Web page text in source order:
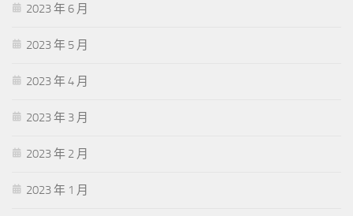
2023 年 6 月
2023 年 5 月
2023 年 4 月
2023 年 3 月
2023 年 2 月
2023 年 1 月